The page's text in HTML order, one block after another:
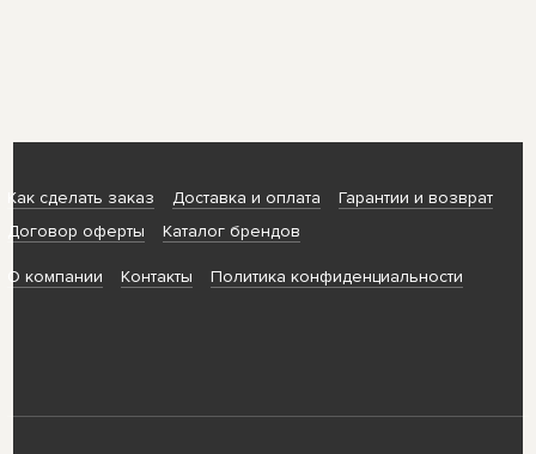
Как сделать заказ Доставка и оплата
Гарантии и возврат
Договор оферты
Каталог брендов
О компании Контакты Политика конфиденциальности